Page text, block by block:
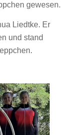
gewesen.
Liedtke. Er
und stand